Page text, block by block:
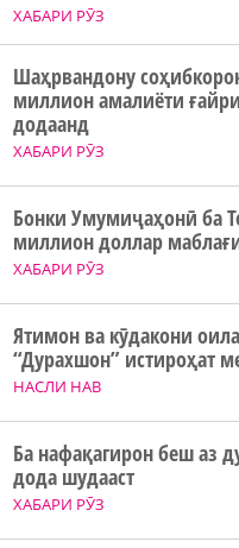
ХАБАРИ РӮЗ
ХАБАРИ РӮЗ
Шаҳрвандону
миллион амалиёти
додаанд
ХАБАРИ РӮЗ
Бонки Умумиҷаҳонӣ ба
миллион доллар
НАСЛИ НАВ
Ятимон ва кӯдакони
“Дурахшон” истироҳат
ХАБАРИ РӮЗ
Ба нафақагирон беш аз
дода шудааст